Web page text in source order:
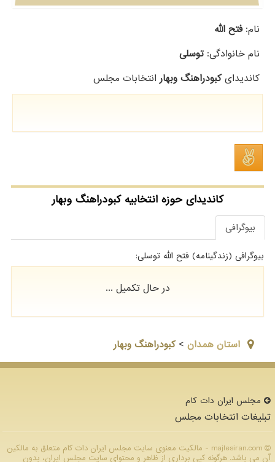
نام:فتح الله
نام خانوادگی: توسلی
کاندیدایکبودراهنگ وبهارانتخابات مجلس
کاندیدای حوزه انتخابیه کبودراهنگ وبهار
بیوگرافی
بیوگرافی (زندگینامه) فتح الله توسلی:
در حال تکمیل ...
استان همدان >کبودراهنگ وبهار
مجلس ایران دات كام
تبلیغات انتخابات مجلس
majlesiran.com - مالکیت معنوی سایت مجلس ایران دات كام متعلق به مالکین
آن می باشد. هرگونه کپی برداری از ظاهر و محتوای سایت مجلس ایران، بدون